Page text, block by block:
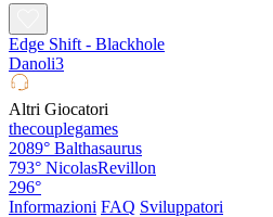
Edge Shift - Blackhole
Danoli3
Altri Giocatori
thecouplegames
2089° Balthasaurus
793° NicolasRevillon
296°
Informazioni FAQ Sviluppatori